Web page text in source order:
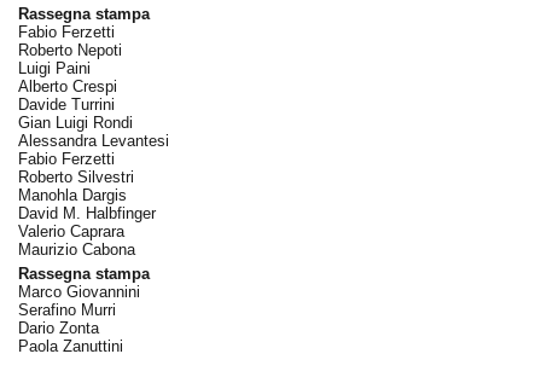
Rassegna stampa
Fabio Ferzetti
Roberto Nepoti
Luigi Paini
Alberto Crespi
Davide Turrini
Gian Luigi Rondi
Alessandra Levantesi
Fabio Ferzetti
Roberto Silvestri
Manohla Dargis
David M. Halbfinger
Valerio Caprara
Maurizio Cabona
Rassegna stampa
Marco Giovannini
Serafino Murri
Dario Zonta
Paola Zanuttini